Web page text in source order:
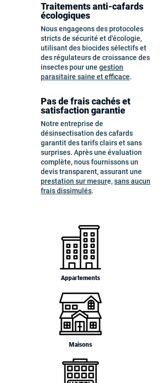
Traitements anti-cafards
écologiques
Nous engageons des protocoles
stricts de sécurité et d'écologie,
utilisant des biocides sélectifs et
des régulateurs de croissance des
insectes pour une gestion
parasitaire saine et efficace.
Pas de frais cachés et
satisfaction garantie
Notre entreprise de
désinsectisation des cafards
garantit des tarifs clairs et sans
surprises. Après une évaluation
complète, nous fournissons un
devis transparent, assurant une
prestation sur mesure,sans aucun
frais dissimulés.
Appartements
Maisons